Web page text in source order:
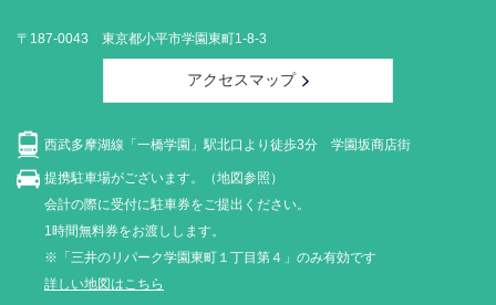
〒187-0043 東京都小平市学園東町1-8-3
アクセスマップ
西武多摩湖線「一橋学園」駅北口より徒歩3分 学園坂商店街
提携駐車場がございます。（地図参照）
会計の際に受付に駐車券をご提出ください。
1時間無料券をお渡しします。
※「三井のリパーク学園東町１丁目第４」のみ有効です
詳しい地図はこちら